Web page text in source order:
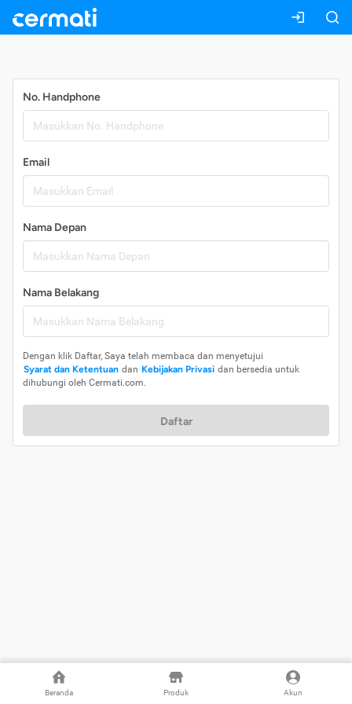
Beranda Produk Akun
No. Handphone
Email
Nama Depan
Nama Belakang
Dengan klik Daftar, Saya telah membaca dan menyetujui
Syarat dan Ketentuan dan Kebijakan Privasi dan bersedia untuk
dihubungi oleh Cermati.com.
Daftar